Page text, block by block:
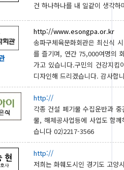
건 하나하나를 내 일같이 생각
http://www.esongpa.or.kr
송파구체육문화회관은 최신식
를 즐기며, 연간 75,000여명의
가고 있습니다.구민의 건강지킴
디자인해 드리겠습니다. 감사합
http://
각종 건설 폐기물 수집운반과
물, 해체공사업등에 사업도 함
습니다 02)2217-3566
http://
저희는 화훼도시인 경기도 고양